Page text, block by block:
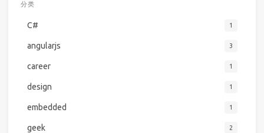
分类
C# 1
angularjs 3
career 1
design 1
embedded 1
geek 2